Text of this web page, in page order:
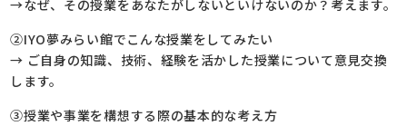
→なぜ、その授業をあなたがしないといけないのか？考えます。
②IYO夢みらい館でこんな授業をしてみたい
→ ご自身の知識、技術、経験を活かした授業について意見交換
します。
③授業や事業を構想する際の基本的な考え方